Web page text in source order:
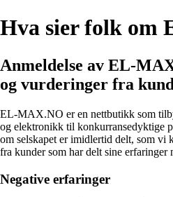
Hva sier folk om
Anmeldelse av EL-
og vurderinger fra
EL-MAX.NO er en nettbutikk som
og elektronikk til konkurransedyktige
om selskapet er imidlertid delt, som vi
fra kunder som har delt sine
Negative erfaringer